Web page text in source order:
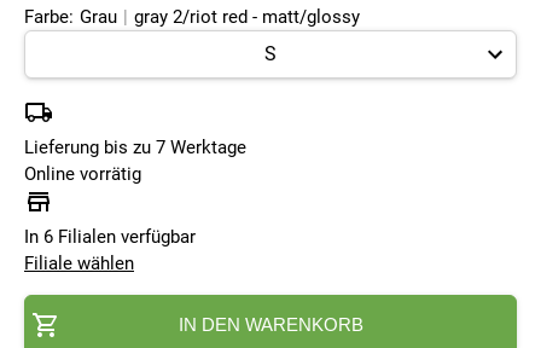
Farbe: Grau | gray 2/riot red - matt/glossy
Lieferung bis zu 7 Werktage
Online vorrätig
In 6 Filialen verfügbar
Filiale wählen
IN DEN WARENKORB